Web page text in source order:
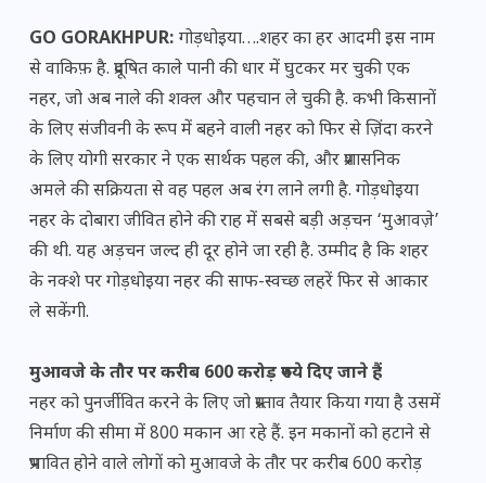
GO GORAKHPUR: गोड़धोइया….शहर का हर आदमी इस नाम
से वाकिफ़ है. प्रदूषित काले पानी की धार में घुटकर मर चुकी एक
नहर, जो अब नाले की शक्ल और पहचान ले चुकी है. कभी किसानों
के लिए संजीवनी के रूप में बहने वाली नहर को फिर से ज़िंदा करने
के लिए योगी सरकार ने एक सार्थक पहल की, और प्रशासनिक
अमले की सक्रियता से वह पहल अब रंग लाने लगी है. गोड़धोइया
नहर के दोबारा जीवित होने की राह में सबसे बड़ी अड़चन ‘मुआवज़े’
की थी. यह अड़चन जल्द ही दूर होने जा रही है. उम्मीद है कि शहर
के नक्शे पर गोड़धोइया नहर की साफ-स्वच्छ लहरें फिर से आकार
ले सकेंगी.
मुआवजे के तौर पर करीब 600 करोड़ रुपये दिए जाने हैं
नहर को पुनर्जीवित करने के लिए जो प्रस्ताव तैयार किया गया है उसमें
निर्माण की सीमा में 800 मकान आ रहे हैं. इन मकानों को हटाने से
प्रभावित होने वाले लोगों को मुआवजे के तौर पर करीब 600 करोड़